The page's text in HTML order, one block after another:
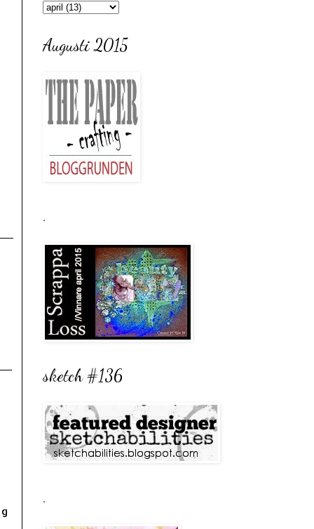
Augusti 2015
.
sketch #136
.